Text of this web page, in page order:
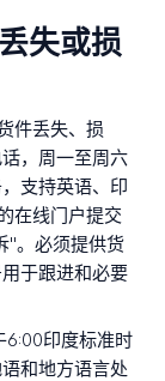
失或损
件丢失、损
，周一至周六
支持英语、印
在线门户提交
"。必须提供货
于跟进和必要
6:00印度标准时
和地方语言处